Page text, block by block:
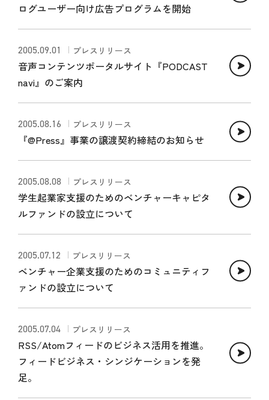
ログユーザー向け広告プログラムを開始
2005.09.01 プレスリリース
音声コンテンツポータルサイト『PODCAST
navi』のご案内
2005.08.16 プレスリリース
『@Press』事業の譲渡契約締結のお知らせ
2005.08.08 プレスリリース
学生起業家支援のためのベンチャーキャピタ
ルファンドの設立について
2005.07.12 プレスリリース
ベンチャー企業支援のためのコミュニティフ
ァンドの設立について
2005.07.04 プレスリリース
RSS/Atomフィードのビジネス活用を推進。
フィードビジネス・シンジケーションを発
足。